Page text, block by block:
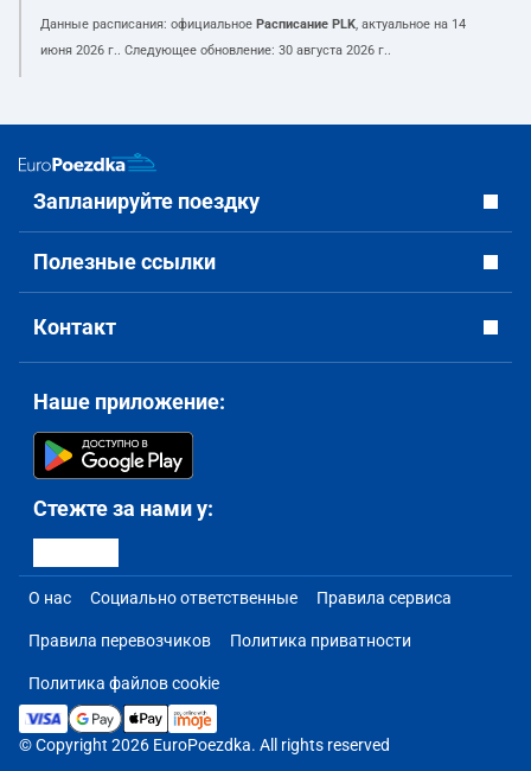
Данные расписания: официальное Расписание PLK, актуальное на 14
июня 2026 г.. Следующее обновление: 30 августа 2026 г..
Запланируйте поездку
Полезные ссылки
Контакт
Наше приложение:
Стежте за нами у:
О нас Социально ответственные Правила сервиса
Правила перевозчиков Политика приватности
Политика файлов cookie
© Copyright 2026 EuroPoezdka. All rights reserved